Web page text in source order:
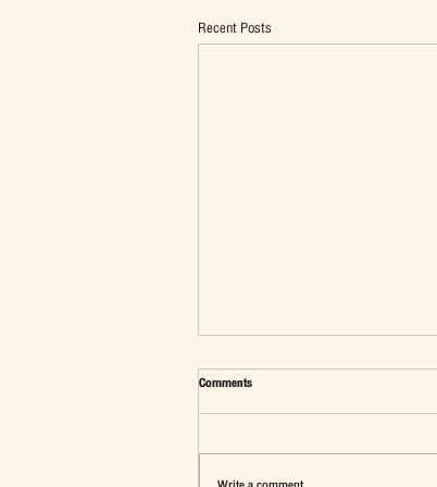
Recent Posts
Comments